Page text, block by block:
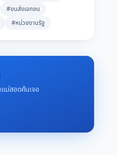
#ขนส่งเอกชน
#หน่วยงานรัฐ
ม่สอดค้นเจอ